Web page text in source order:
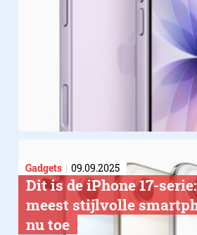
Gadgets 09.09.2025
Dit is de iPhone 17-
meest stijlvolle
nu toe